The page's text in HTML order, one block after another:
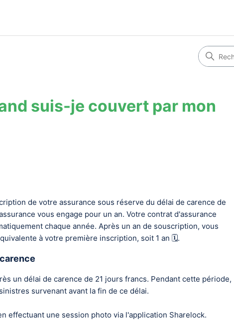
suis-je couvert par mon
de votre assurance sous réserve du délai de carence de
vous engage pour un an. Votre contrat d'assurance
chaque année. Après un an de souscription, vous
à votre première inscription, soit 1 an 🗓️.
un délai de carence de 21 jours francs. Pendant cette période,
survenant avant la fin de ce délai.
effectuant une session photo via l'application Sharelock.